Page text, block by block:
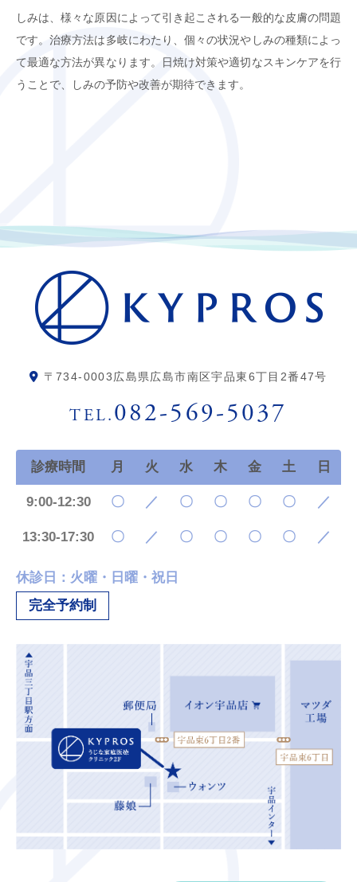
しみは、様々な原因によって引き起こされる一般的な皮膚の問題
です。治療方法は多岐にわたり、個々の状況やしみの種類によっ
て最適な方法が異なります。日焼け対策や適切なスキンケアを行
うことで、しみの予防や改善が期待できます。
〒734-0003広島県広島市南区宇品東6丁目2番47号
TEL.082-569-5037
診療時間 月 火 水 木 金 土 日
9:00-12:30 〇 ／ 〇 〇 〇 〇 ／
13:30-17:30 〇 ／ 〇 〇 〇 〇 ／
休診日：火曜・日曜・祝日
完全予約制